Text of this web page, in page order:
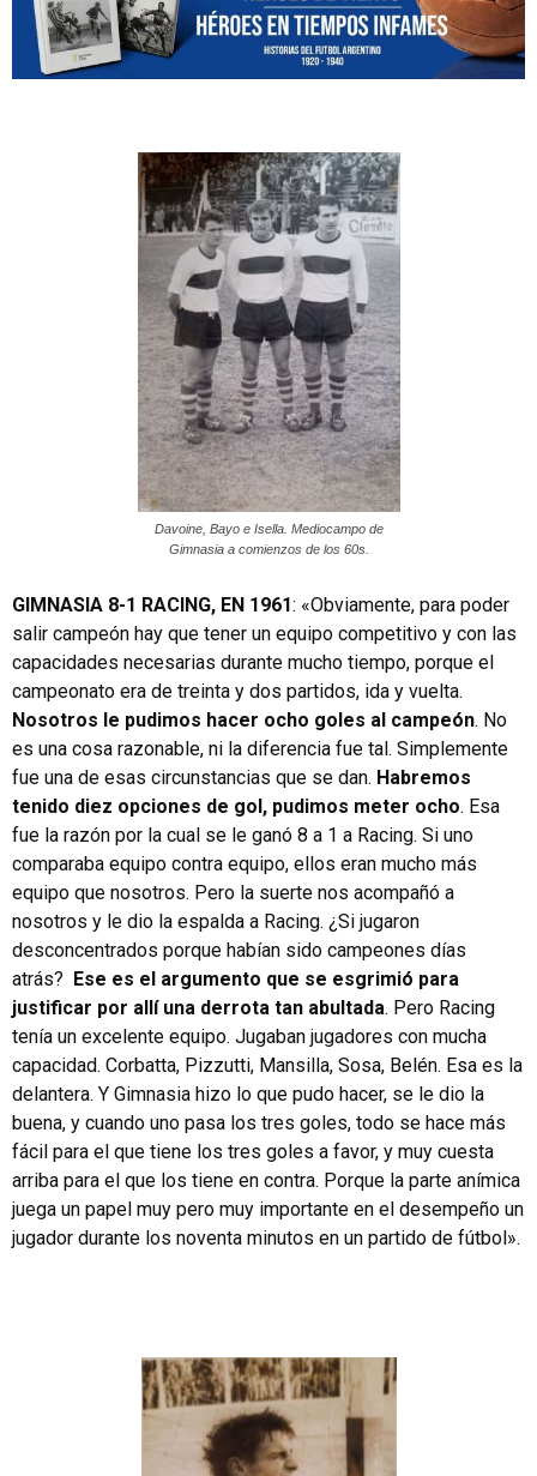
Davoine, Bayo e Isella. Mediocampo de
Gimnasia a comienzos de los 60s.
GIMNASIA 8-1 RACING, EN 1961: «Obviamente, para poder
salir campeón hay que tener un equipo competitivo y con las
capacidades necesarias durante mucho tiempo, porque el
campeonato era de treinta y dos partidos, ida y vuelta.
Nosotros le pudimos hacer ocho goles al campeón. No
es una cosa razonable, ni la diferencia fue tal. Simplemente
fue una de esas circunstancias que se dan. Habremos
tenido diez opciones de gol, pudimos meter ocho. Esa
fue la razón por la cual se le ganó 8 a 1 a Racing. Si uno
comparaba equipo contra equipo, ellos eran mucho más
equipo que nosotros. Pero la suerte nos acompañó a
nosotros y le dio la espalda a Racing. ¿Si jugaron
desconcentrados porque habían sido campeones días
atrás?
Ese es el argumento que se esgrimió para
justificar por allí una derrota tan abultada. Pero Racing
tenía un excelente equipo. Jugaban jugadores con mucha
capacidad. Corbatta, Pizzutti, Mansilla, Sosa, Belén. Esa es la
delantera. Y Gimnasia hizo lo que pudo hacer, se le dio la
buena, y cuando uno pasa los tres goles, todo se hace más
fácil para el que tiene los tres goles a favor, y muy cuesta
arriba para el que los tiene en contra. Porque la parte anímica
juega un papel muy pero muy importante en el desempeño un
jugador durante los noventa minutos en un partido de fútbol».